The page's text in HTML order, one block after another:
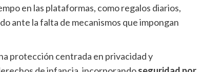
en las plataformas, como regalos diarios,
ante la falta de mecanismos que impongan